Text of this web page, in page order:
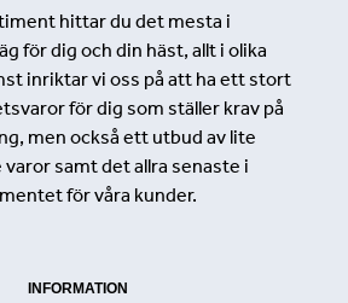
hittar du det mesta i
för dig och din häst, allt i olika
inriktar vi oss på att ha ett stort
för dig som ställer krav på
men också ett utbud av lite
samt det allra senaste i
för våra kunder.
INFORMATION